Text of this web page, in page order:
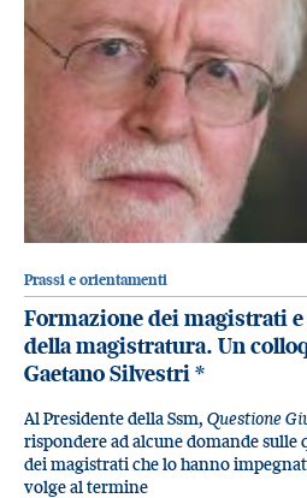
Prassi e orientamenti
Formazione dei magistrati
della magistratura. Un
Gaetano Silvestri*
Al Presidente della Ssm, Questione
rispondere ad alcune domande
dei magistrati che lo hanno
volge al termine